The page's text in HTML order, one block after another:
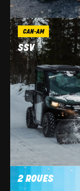
CAN-AM
SSV
2 ROUES